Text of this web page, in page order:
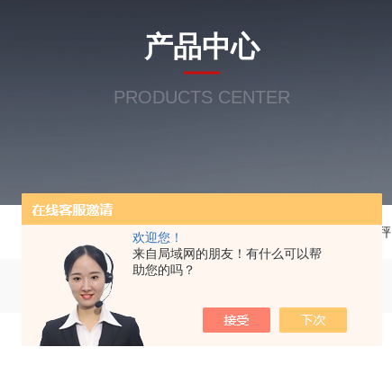
欢迎您！
来自局域网的朋友！有什么可以帮
助您的吗？
产品中心
PRODUCTS CENTER
当前位置： 防爆秤